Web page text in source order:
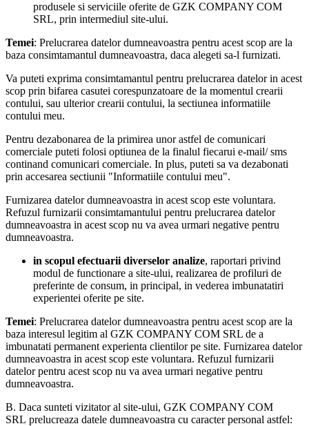
produsele si serviciile oferite de GZK COMPANY COM
SRL, prin intermediul site-ului.
Temei: Prelucrarea datelor dumneavoastra pentru acest scop are la
baza consimtamantul dumneavoastra, daca alegeti sa-l furnizati.
Va puteti exprima consimtamantul pentru prelucrarea datelor in acest
scop prin bifarea casutei corespunzatoare de la momentul crearii
contului, sau ulterior crearii contului, la sectiunea informatiile
contului meu.
Pentru dezabonarea de la primirea unor astfel de comunicari
comerciale puteti folosi optiunea de la finalul fiecarui e-mail/ sms
continand comunicari comerciale. In plus, puteti sa va dezabonati
prin accesarea sectiunii "Informatiile contului meu".
Furnizarea datelor dumneavoastra in acest scop este voluntara.
Refuzul furnizarii consimtamantului pentru prelucrarea datelor
dumneavoastra in acest scop nu va avea urmari negative pentru
dumneavoastra.
in scopul efectuarii diverselor analize, raportari privind
modul de functionare a site-ului, realizarea de profiluri de
preferinte de consum, in principal, in vederea imbunatatiri
experientei oferite pe site.
Temei: Prelucrarea datelor dumneavoastra pentru acest scop are la
baza interesul legitim al GZK COMPANY COM SRL de a
imbunatati permanent experienta clientilor pe site. Furnizarea datelor
dumneavoastra in acest scop este voluntara. Refuzul furnizarii
datelor pentru acest scop nu va avea urmari negative pentru
dumneavoastra.
B. Daca sunteti vizitator al site-ului, GZK COMPANY COM
SRL prelucreaza datele dumneavoastra cu caracter personal astfel: